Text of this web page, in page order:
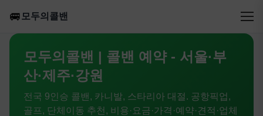
🚐 모두의콜밴
모두의콜밴 | 콜밴 예약 - 서울·부
산·제주·강원
전국 9인승 콜밴, 카니발, 스타리아 대절. 공항픽업,
골프, 단체이동 추천, 비용·요금·가격·예약·견적·업체